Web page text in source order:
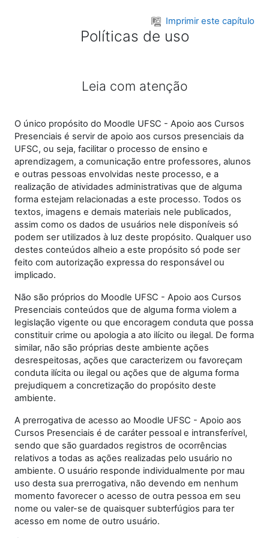
Imprimir este capítulo
Políticas de uso
Leia com atenção
O único propósito do Moodle UFSC - Apoio aos Cursos
Presenciais é servir de apoio aos cursos presenciais da
UFSC, ou seja, facilitar o processo de ensino e
aprendizagem, a comunicação entre professores, alunos
e outras pessoas envolvidas neste processo, e a
realização de atividades administrativas que de alguma
forma estejam relacionadas a este processo. Todos os
textos, imagens e demais materiais nele publicados,
assim como os dados de usuários nele disponíveis só
podem ser utilizados à luz deste propósito. Qualquer uso
destes conteúdos alheio a este propósito só pode ser
feito com autorização expressa do responsável ou
implicado.
Não são próprios do Moodle UFSC - Apoio aos Cursos
Presenciais conteúdos que de alguma forma violem a
legislação vigente ou que encoragem conduta que possa
constituir crime ou apologia a ato ilícito ou ilegal. De forma
similar, não são próprias deste ambiente ações
desrespeitosas, ações que caracterizem ou favoreçam
conduta ilícita ou ilegal ou ações que de alguma forma
prejudiquem a concretização do propósito deste
ambiente.
A prerrogativa de acesso ao Moodle UFSC - Apoio aos
Cursos Presenciais é de caráter pessoal e intransferível,
sendo que são guardados registros de ocorrências
relativos a todas as ações realizadas pelo usuário no
ambiente. O usuário responde individualmente por mau
uso desta sua prerrogativa, não devendo em nenhum
momento favorecer o acesso de outra pessoa em seu
nome ou valer-se de quaisquer subterfúgios para ter
acesso em nome de outro usuário.